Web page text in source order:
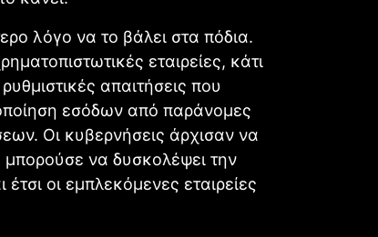
λόγο να το βάλει στα πόδια.
εταιρείες, κάτι
απαιτήσεις που
εσόδων από παράνομες
Οι κυβερνήσεις άρχισαν να
μπορούσε να δυσκολέψει την
οι εμπλεκόμενες εταιρείες